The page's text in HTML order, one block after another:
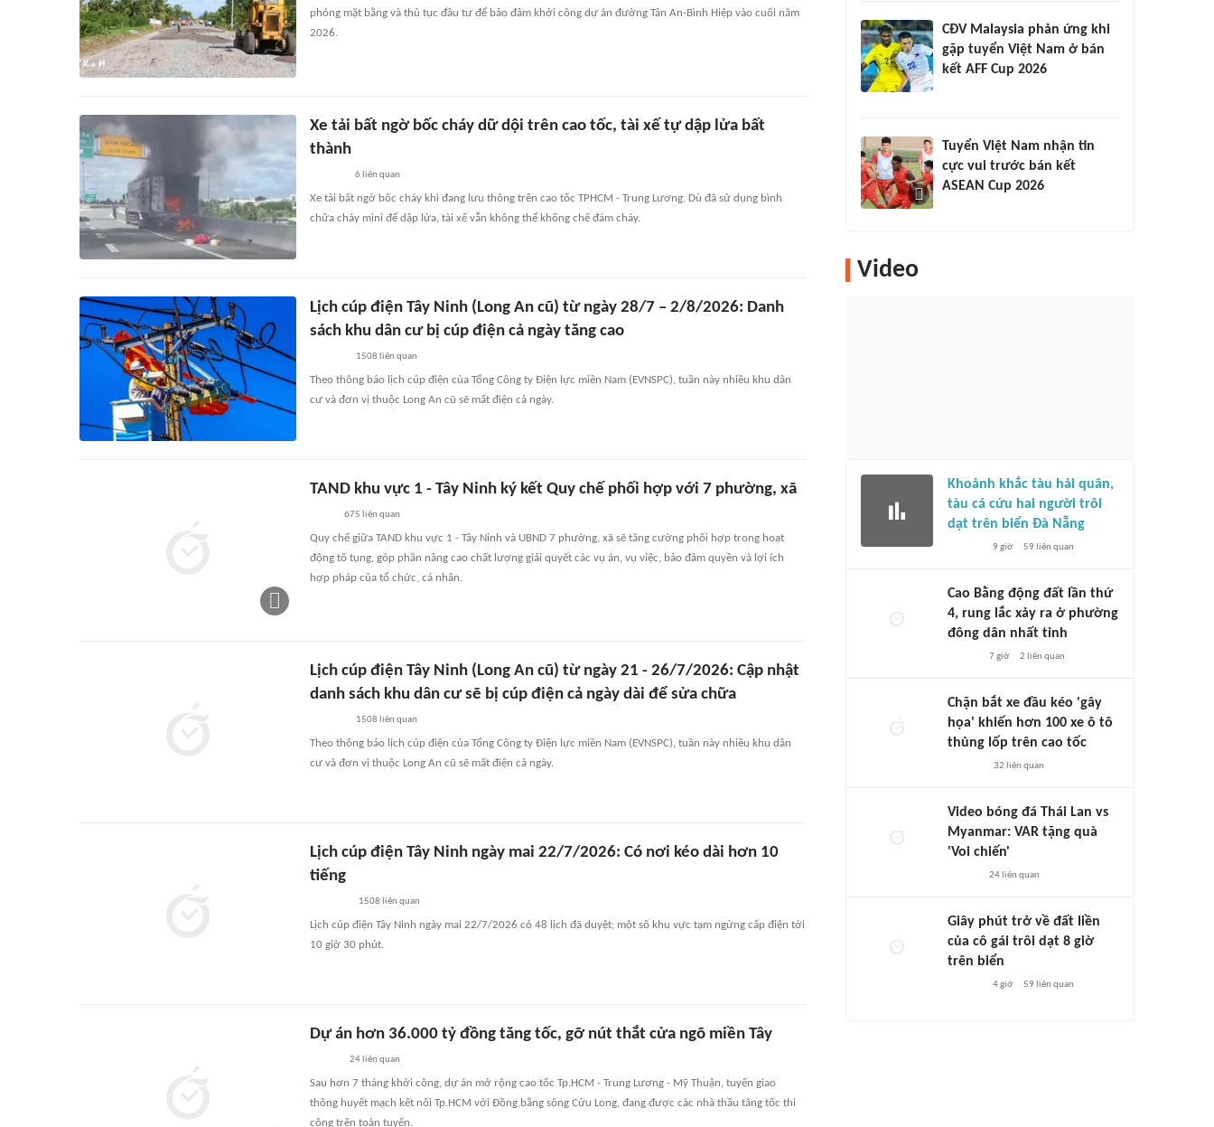
phóng mặt bằng và thủ tục đầu tư để bảo đảm khởi công dự án đường Tân An-Bình Hiệp vào cuối năm
2026.
Xe tải bất ngờ bốc cháy dữ dội trên cao tốc, tài xế tự dập lửa bất
thành
6 liên quan
Xe tải bất ngờ bốc cháy khi đang lưu thông trên cao tốc TPHCM - Trung Lương. Dù đã sử dụng bình
chữa cháy mini để dập lửa, tài xế vẫn không thể khống chế đám cháy.
Lịch cúp điện Tây Ninh (Long An cũ) từ ngày 28/7 – 2/8/2026: Danh
sách khu dân cư bị cúp điện cả ngày tăng cao
1508 liên quan
Theo thông báo lịch cúp điện của Tổng Công ty Điện lực miền Nam (EVNSPC), tuần này nhiều khu dân
cư và đơn vị thuộc Long An cũ sẽ mất điện cả ngày.
TAND khu vực 1 - Tây Ninh ký kết Quy chế phối hợp với 7 phường, xã
675 liên quan
Quy chế giữa TAND khu vực 1 - Tây Ninh và UBND 7 phường, xã sẽ tăng cường phối hợp trong hoạt
động tố tụng, góp phần nâng cao chất lượng giải quyết các vụ án, vụ việc, bảo đảm quyền và lợi ích
hợp pháp của tổ chức, cá nhân.
Lịch cúp điện Tây Ninh (Long An cũ) từ ngày 21 - 26/7/2026: Cập nhật
danh sách khu dân cư sẽ bị cúp điện cả ngày dài để sửa chữa
1508 liên quan
Theo thông báo lịch cúp điện của Tổng Công ty Điện lực miền Nam (EVNSPC), tuần này nhiều khu dân
cư và đơn vị thuộc Long An cũ sẽ mất điện cả ngày.
Lịch cúp điện Tây Ninh ngày mai 22/7/2026: Có nơi kéo dài hơn 10
tiếng
1508 liên quan
Lịch cúp điện Tây Ninh ngày mai 22/7/2026 có 48 lịch đã duyệt; một số khu vực tạm ngừng cấp điện tới
10 giờ 30 phút.
Dự án hơn 36.000 tỷ đồng tăng tốc, gỡ nút thắt cửa ngõ miền Tây
24 liên quan
Sau hơn 7 tháng khởi công, dự án mở rộng cao tốc Tp.HCM - Trung Lương - Mỹ Thuận, tuyến giao
thông huyết mạch kết nối Tp.HCM với Đồng bằng sông Cửu Long, đang được các nhà thầu tăng tốc thi
công trên toàn tuyến.
CĐV Malaysia phản ứng khi
gặp tuyển Việt Nam ở bán
kết AFF Cup 2026
Tuyển Việt Nam nhận tin
cực vui trước bán kết
ASEAN Cup 2026
Video
Khoảnh khắc tàu hải quân,
tàu cá cứu hai người trôi
dạt trên biển Đà Nẵng
9 giờ 59 liên quan
Cao Bằng động đất lần thứ
4, rung lắc xảy ra ở phường
đông dân nhất tỉnh
7 giờ 2 liên quan
Chặn bắt xe đầu kéo 'gây
họa' khiến hơn 100 xe ô tô
thủng lốp trên cao tốc
32 liên quan
Video bóng đá Thái Lan vs
Myanmar: VAR tặng quà
'Voi chiến'
24liên quan
Giây phút trở về đất liền
của cô gái trôi dạt 8 giờ
trên biển
4 giờ 59 liên quan